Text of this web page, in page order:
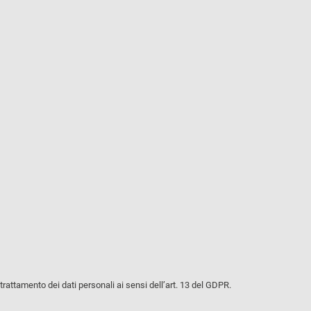
dei dati personali ai sensi dell’art. 13 del GDPR.